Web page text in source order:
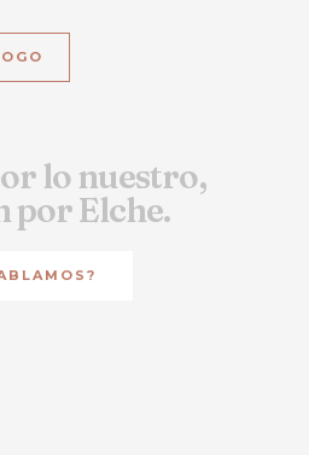
lo nuestro,
por Elche.